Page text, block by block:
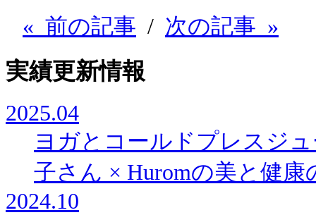
« 前の記事 / 次の記事 »
実績更新情報
2025.04
ヨガとコールドプレスジ
子さん × Huromの美と健
2024.10